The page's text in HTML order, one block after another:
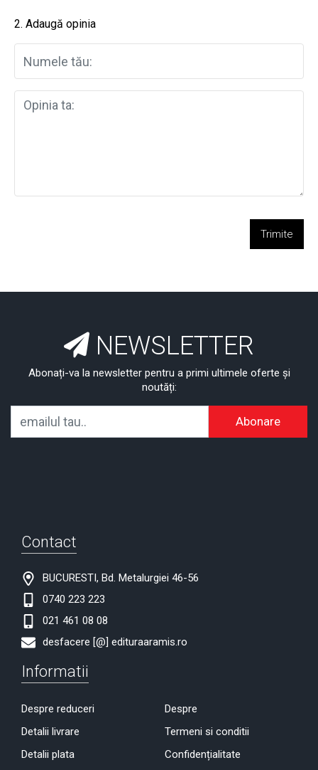
2. Adaugă opinia
Trimite
NEWSLETTER
Abonați-va la newsletter pentru a primi ultimele oferte și
noutăți:
Abonare
Contact
BUCURESTI, Bd. Metalurgiei 46-56
0740 223 223
021 461 08 08
desfacere [@] edituraaramis.ro
Informatii
Despre reduceri
Detalii livrare
Detalii plata
Despre
Termeni si conditii
Confidențialitate